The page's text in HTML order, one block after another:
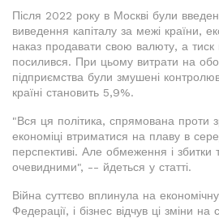
Після 2022 року в Москві були
виведення капіталу за межі країни,
наказ продавати свою валюту, а тиск
посилився. При цьому витрати на
підприємства були змушені
країні становить 5,9%.
"Вся ця політика, спрямована проти
економіці втриматися на плаву в
перспективі. Але обмеження і збитки
очевидними", -- йдеться у статті.
Війна суттєво вплинула на
Федерації, і бізнес відчув ці зміни